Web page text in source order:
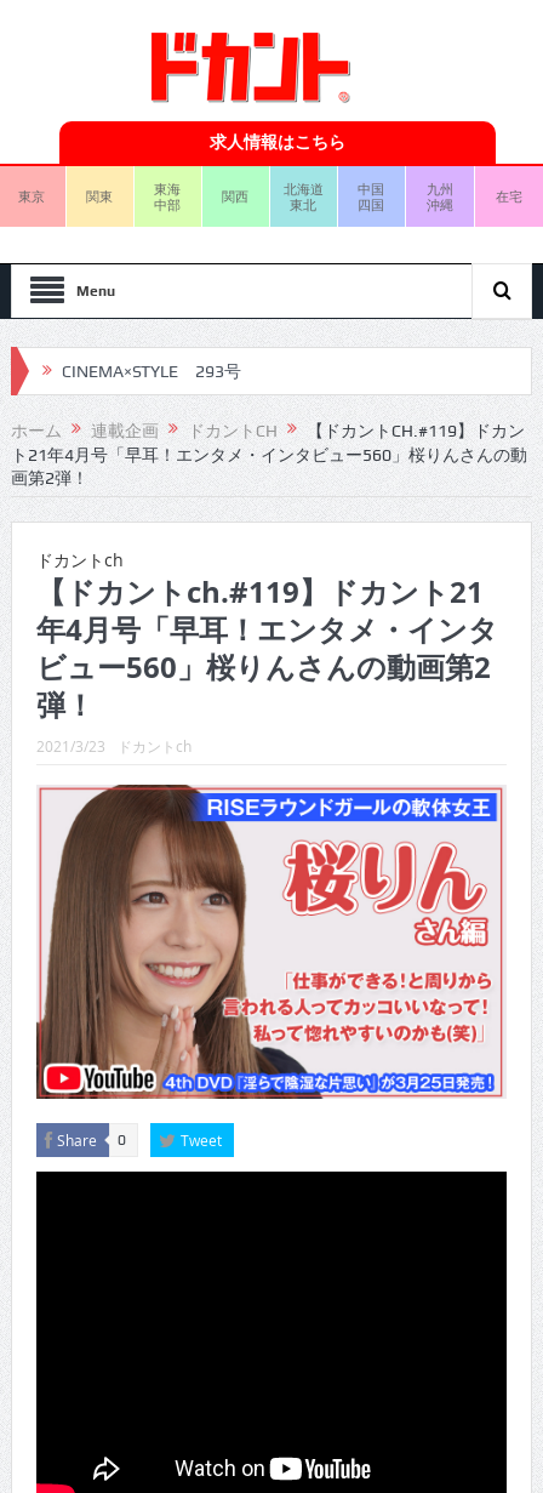
求人情報はこちら
東京 関東
東海
中部
関西
北海道
東北
中国
四国
九州
沖縄
在宅
Menu
CINEMA×STYLE 293号
CINEMA×STYLE 292号
CINEMA×STYLE 291号
CINEMA×STYLE 290号
CINEMA×STYLE 289号
CINEMA×STYLE 288号
CINEMA×STYLE 287号
CINEMA×STYLE 286号
CINEMA×STYLE 285号
CINEMA×STYLE 294号
ホーム 連載企画 ドカントCH
【ドカントCH.#119】ドカン
ト21年4月号「早耳！エンタメ・インタビュー560」桜りんさんの動
画第2弾！
ドカントch
【ドカントch.#119】ドカント21
年4月号「早耳！エンタメ・インタ
ビュー560」桜りんさんの動画第2
弾！
2021/3/23 ドカントch
Share 0 Tweet